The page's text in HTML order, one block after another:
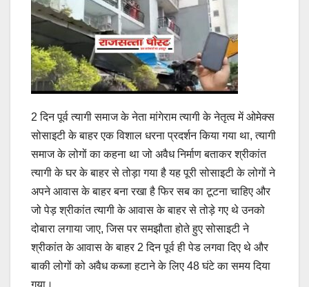
2 दिन पूर्व त्यागी समाज के नेता मांगेराम त्यागी के नेतृत्व में ओमेक्स
सोसाइटी के बाहर एक विशाल धरना प्रदर्शन किया गया था, त्यागी
समाज के लोगों का कहना था जो अवैध निर्माण बताकर श्रीकांत
त्यागी के घर के बाहर से तोड़ा गया है यह पूरी सोसाइटी के लोगों ने
अपने आवास के बाहर बना रखा है फिर सब का टूटना चाहिए और
जो पेड़ श्रीकांत त्यागी के आवास के बाहर से तोड़े गए थे उनको
दोबारा लगाया जाए, जिस पर समझौता होते हुए सोसाइटी ने
श्रीकांत के आवास के बाहर 2 दिन पूर्व ही पेड लगवा दिए थे और
बाकी लोगों को अवैध कब्जा हटाने के लिए 48 घंटे का समय दिया
गया।